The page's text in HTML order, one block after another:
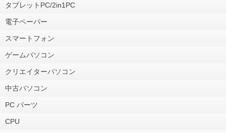
タブレットPC/2in1PC
電子ペーパー
スマートフォン
ゲームパソコン
クリエイターパソコン
中古パソコン
PC パーツ
CPU